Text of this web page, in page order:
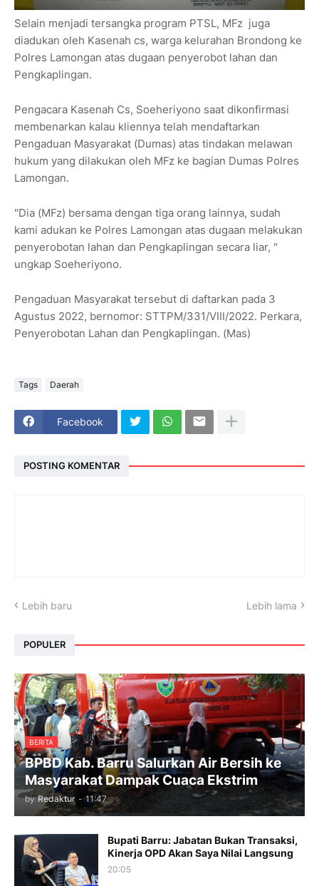
Selain menjadi tersangka program PTSL, MFz juga
diadukan oleh Kasenah cs, warga kelurahan Brondong ke
Polres Lamongan atas dugaan penyerobot lahan dan
Pengkaplingan.
Pengacara Kasenah Cs, Soeheriyono saat dikonfirmasi
membenarkan kalau kliennya telah mendaftarkan
Pengaduan Masyarakat (Dumas) atas tindakan melawan
hukum yang dilakukan oleh MFz ke bagian Dumas Polres
Lamongan.
"Dia (MFz) bersama dengan tiga orang lainnya, sudah
kami adukan ke Polres Lamongan atas dugaan melakukan
penyerobotan lahan dan Pengkaplingan secara liar, "
ungkap Soeheriyono.
Pengaduan Masyarakat tersebut di daftarkan pada 3
Agustus 2022, bernomor: STTPM/331/VIII/2022. Perkara,
Penyerobotan Lahan dan Pengkaplingan. (Mas)
Tags Daerah
Facebook
POSTING KOMENTAR
Lebih baru Lebih lama
POPULER
BERITA
BPBD Kab. Barru Salurkan Air Bersih ke
Masyarakat Dampak Cuaca Ekstrim
by Redaktur - 11:47
Bupati Barru: Jabatan Bukan Transaksi,
Kinerja OPD Akan Saya Nilai Langsung
20:05